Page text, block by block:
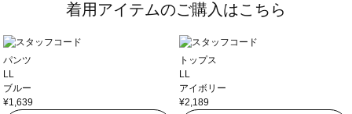
着用アイテムのご購入はこちら
パンツ
LL
ブルー
¥1,639
トップス
LL
アイボリー
¥2,189